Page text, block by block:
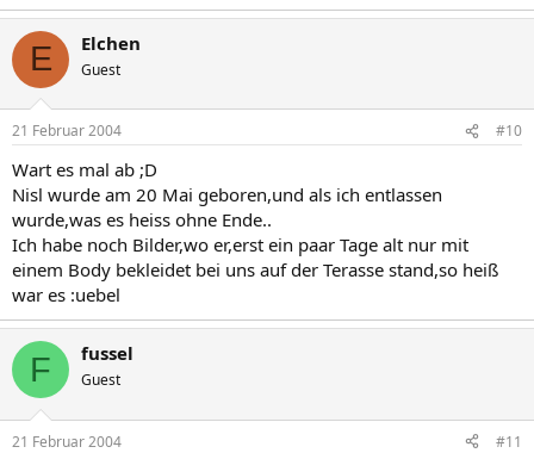
E Elchen
Guest
21 Februar 2004 #10
Wart es mal ab ;D
Nisl wurde am 20 Mai geboren,und als ich entlassen
wurde,was es heiss ohne Ende..
Ich habe noch Bilder,wo er,erst ein paar Tage alt nur mit
einem Body bekleidet bei uns auf der Terasse stand,so heiß
war es :uebel
F fussel
Guest
21 Februar 2004 #11